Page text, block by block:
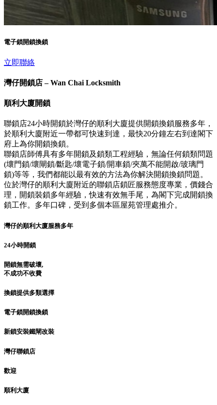
電子鎖開鎖換鎖
立即聯絡
灣仔開鎖店 – Wan Chai Locksmith
順利大廈開鎖
聯鎖店24小時開鎖於灣仔的順利大廈提供開鎖換鎖服務多年，
於順利大廈附近一帶都可快速到達，最快20分鐘左右到達閣下
府上為你開鎖換鎖。
聯鎖店師傅具有多年開鎖及鎖類工程經驗，無論任何鎖類問題
(壞門鎖/壞閘鎖/斷匙/壞電子鎖/開車鎖/夾萬不能開啟/玻璃門
鎖)等等，我們都能以最有效的方法為你解決開鎖換鎖問題。
位於灣仔的順利大廈附近的聯鎖店鎖匠服務態度專業，價錢合
理，開鎖裝鎖多年經驗，快速有效無手尾，為閣下完成開鎖換
鎖工作。多年口碑，受到多個本區屋苑管理處推介。
灣仔的順利大廈服務多年
24小時開鎖
開鎖無需破壞,
不成功不收費
換鎖提供多類選擇
電子鎖開鎖換鎖
新鎖安裝鐵閘改裝
灣仔聯鎖店
歡迎
順利大廈